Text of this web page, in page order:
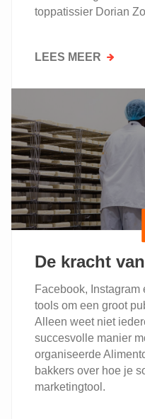
toppatissier Dorian
LEES MEER OVER
VOOR
DEMO
‘LANGE
FIJNE
EN
CAKES’
De kracht
Facebook, Instagram
tools om een groot
Alleen weet niet
succesvolle manier
organiseerde
bakkers over hoe je
marketingtool.